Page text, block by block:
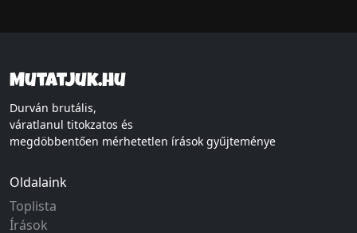
Mutatjuk.hu
Durván brutális,
váratlanul titokzatos és
megdöbbentően mérhetetlen írások gyűjteménye
Oldalaink
Toplista
Írások